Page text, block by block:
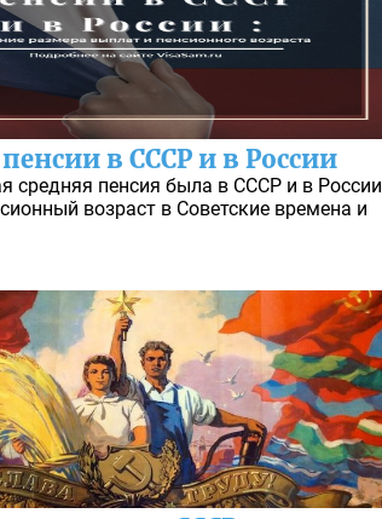
в СССР и в России
средняя пенсия была в СССР и в России
возраст в Советские времена и